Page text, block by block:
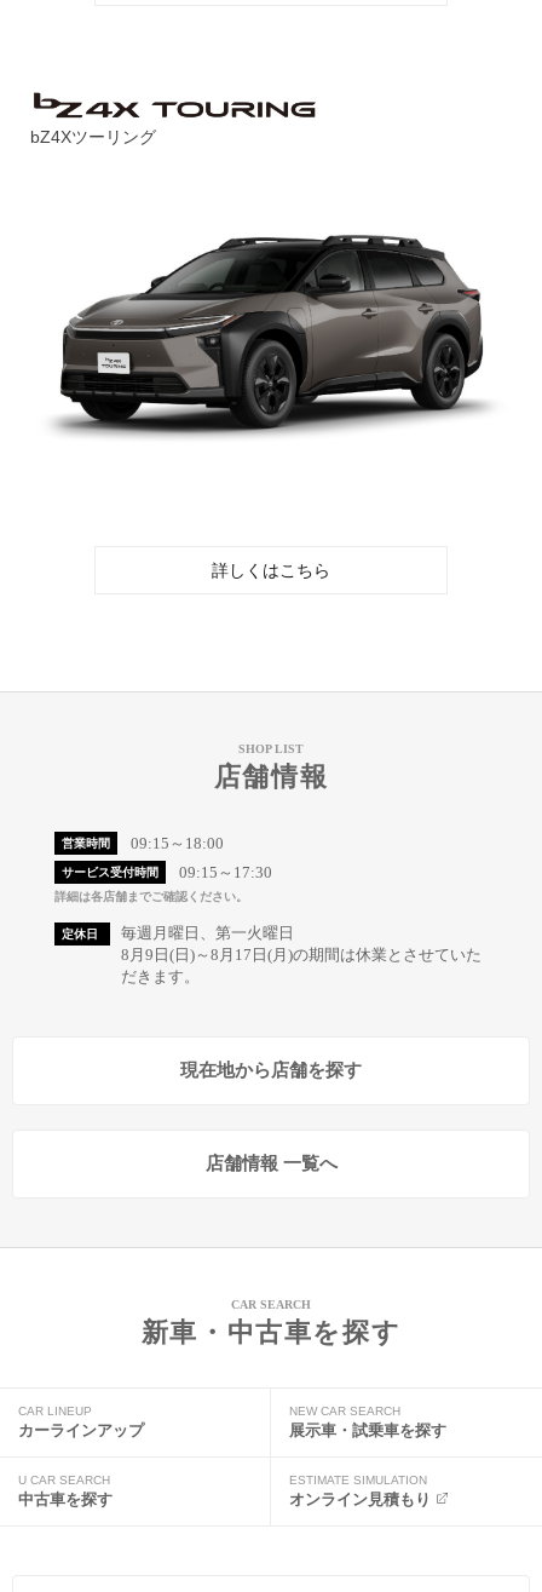
bZ4Xツーリング
詳しくはこちら
SHOP LIST
店舗情報
営業時間 09:15～18:00
サービス受付時間 09:15～17:30
詳細は各店舗までご確認ください。
定休日
毎週月曜日、第一火曜日
8月9日(日)～8月17日(月)の期間は休業とさせていた
だきます。
現在地から店舗を探す
店舗情報 一覧へ
CAR SEARCH
新車・中古車を探す
CAR LINEUP
カーラインアップ
NEW CAR SEARCH
展示車・試乗車を探す
U CAR SEARCH
中古車を探す
ESTIMATE SIMULATION
オンライン見積もり